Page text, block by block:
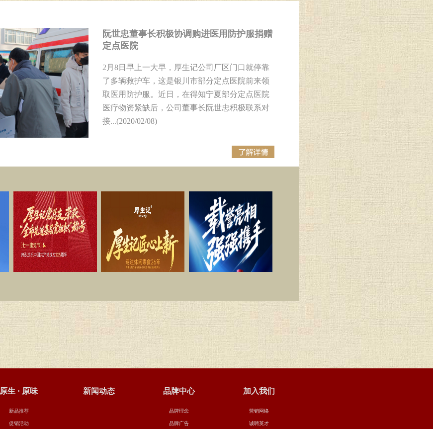
阮世忠董事长积极协调购进医用防护服捐赠
定点医院
2月8日早上一大早，厚生记公司厂区门口就停靠
了多辆救护车，这是银川市部分定点医院前来领
取医用防护服。近日，在得知宁夏部分定点医院
医疗物资紧缺后，公司董事长阮世忠积极联系对
接...(2020/02/08)
原生 · 原味
新品推荐
促销活动
新闻动态 品牌中心
品牌理念
品牌广告
加入我们
营销网络
诚聘英才